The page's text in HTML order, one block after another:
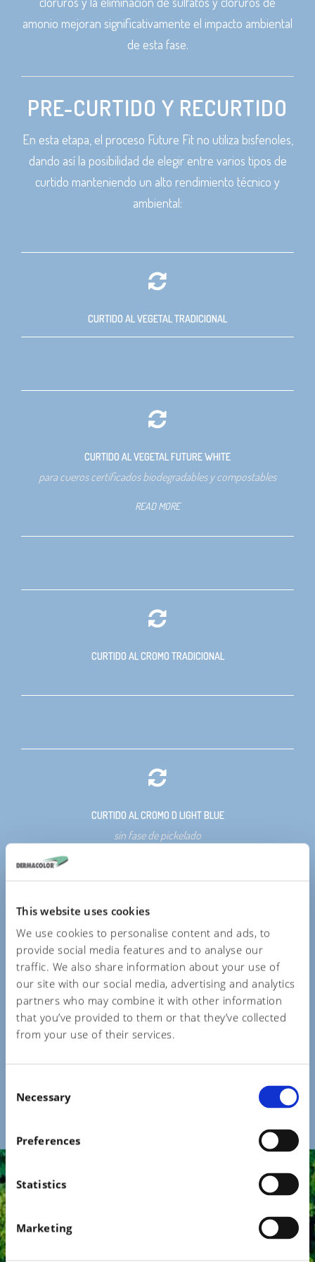
This website uses cookies
We use cookies to personalise content and ads, to
provide social media features and to analyse our
traffic. We also share information about your use of
our site with our social media, advertising and analytics
partners who may combine it with other information
that you’ve provided to them or that they’ve collected
from your use of their services.
e
n
t
S
e
l
e
Necessary
Preferences
Statistics
Marketing
amonio mejoran significativamente el impacto ambiental
de esta fase.
PRE-CURTIDO Y RECURTIDO
En esta etapa, el proceso Future Fit no utiliza bisfenoles,
dando así la posibilidad de elegir entre varios tipos de
curtido manteniendo un alto rendimiento técnico y
ambiental:
CURTIDO AL VEGETAL TRADICIONAL
CURTIDO AL VEGETAL FUTURE WHITE
para cueros certificados biodegradables y compostables
READ MORE
CURTIDO AL CROMO TRADICIONAL
CURTIDO AL CROMO D LIGHT BLUE
sin fase de pickelado
ACABADO
El proceso Future Fit se completa con la fase de
acabado teniendo la posibilidad de utilizar "The L1
Biofinishing System from Evolved By Nature”. Este
SOLUCIONES PARA